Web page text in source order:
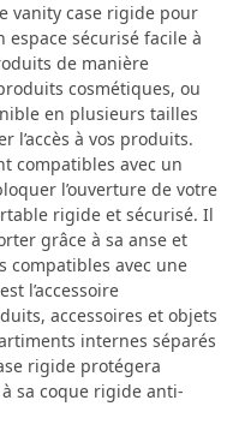
vanity case rigide pour
sécurisé facile à
de manière
cosmétiques, ou
en plusieurs tailles
l’accès à vos produits.
compatibles avec un
l’ouverture de votre
rigide et sécurisé. Il
grâce à sa anse et
compatibles avec une
l’accessoire
accessoires et objets
internes séparés
rigide protégera
sa coque rigide anti-